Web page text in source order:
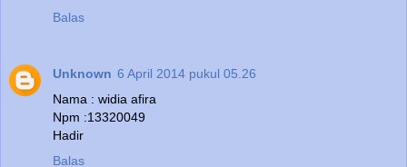
Balas
Unknown 6 April 2014 pukul 05.26
Nama : widia afira
Npm :13320049
Hadir
Balas